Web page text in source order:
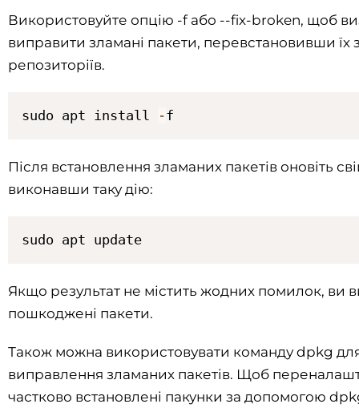
Використовуйте опцію -f або --fix-broken, щоб
виправити зламані пакети, перевстановивши їх
репозиторіїв.
sudo apt install -f
Після встановлення зламаних пакетів оновіть
виконавши таку дію:
sudo apt update
Якщо результат не містить жодних помилок, ви
пошкоджені пакети.
Також можна використовувати команду dpkg
виправлення зламаних пакетів. Щоб
частково встановлені пакунки за допомогою